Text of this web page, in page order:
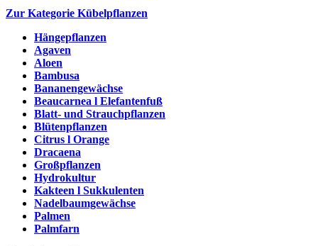
Zur Kategorie Kübelpflanzen
Hängepflanzen
Agaven
Aloen
Bambusa
Bananengewächse
Beaucarnea l Elefantenfuß
Blatt- und Strauchpflanzen
Blütenpflanzen
Citrus l Orange
Dracaena
Großpflanzen
Hydrokultur
Kakteen l Sukkulenten
Nadelbaumgewächse
Palmen
Palmfarn